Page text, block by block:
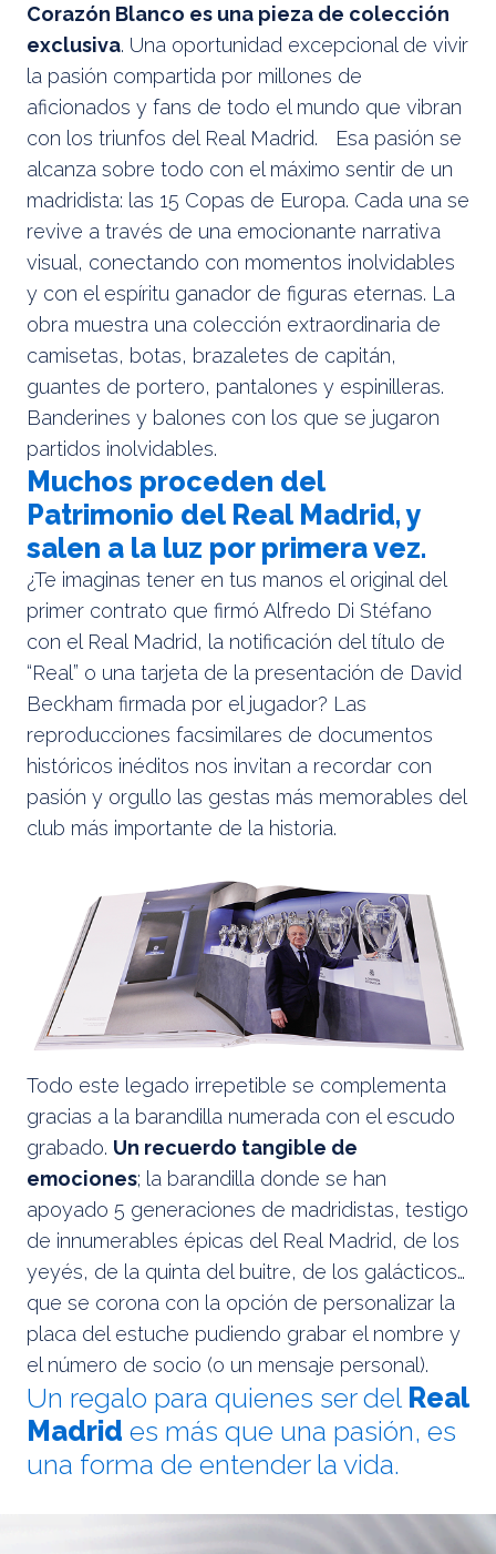
Corazón Blanco es una pieza de colección
exclusiva. Una oportunidad excepcional de vivir
la pasión compartida por millones de
aficionados y fans de todo el mundo que vibran
con los triunfos del Real Madrid. Esa pasión se
alcanza sobre todo con el máximo sentir de un
madridista: las 15 Copas de Europa. Cada una se
revive a través de una emocionante narrativa
visual, conectando con momentos inolvidables
y con el espíritu ganador de figuras eternas. La
obra muestra una colección extraordinaria de
camisetas, botas, brazaletes de capitán,
guantes de portero, pantalones y espinilleras.
Banderines y balones con los que se jugaron
partidos inolvidables.
Muchos proceden del
Patrimonio del Real Madrid, y
salen a la luz por primera vez.
¿Te imaginas tener en tus manos el original del
primer contrato que firmó Alfredo Di Stéfano
con el Real Madrid, la notificación del título de
“Real” o una tarjeta de la presentación de David
Beckham firmada por el jugador? Las
reproducciones facsimilares de documentos
históricos inéditos nos invitan a recordar con
pasión y orgullo las gestas más memorables del
club más importante de la historia.
Todo este legado irrepetible se complementa
gracias a la barandilla numerada con el escudo
grabado. Un recuerdo tangible de
emociones; la barandilla donde se han
apoyado 5 generaciones de madridistas, testigo
de innumerables épicas del Real Madrid, de los
yeyés, de la quinta del buitre, de los galácticos…
que se corona con la opción de personalizar la
placa del estuche pudiendo grabar el nombre y
el número de socio (o un mensaje personal).
Un regalo para quienes ser del Real
Madrid es más que una pasión, es
una forma de entender la vida.